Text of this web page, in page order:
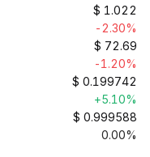
$ 1.022
-2.30%
$ 72.69
-1.20%
$ 0.199742
+5.10%
$ 0.999588
0.00%